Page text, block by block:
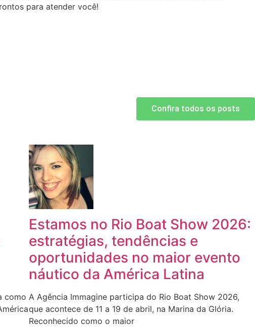
para atender você!
Confira todos os posts
como
Estamos no Rio Boat Show 2026:
estratégias, tendências e
oportunidades no maior evento
náutico da América Latina
A Agência Immagine participa do Rio Boat Show 2026,
que acontece de 11 a 19 de abril, na Marina da Glória.
Reconhecido como o maior